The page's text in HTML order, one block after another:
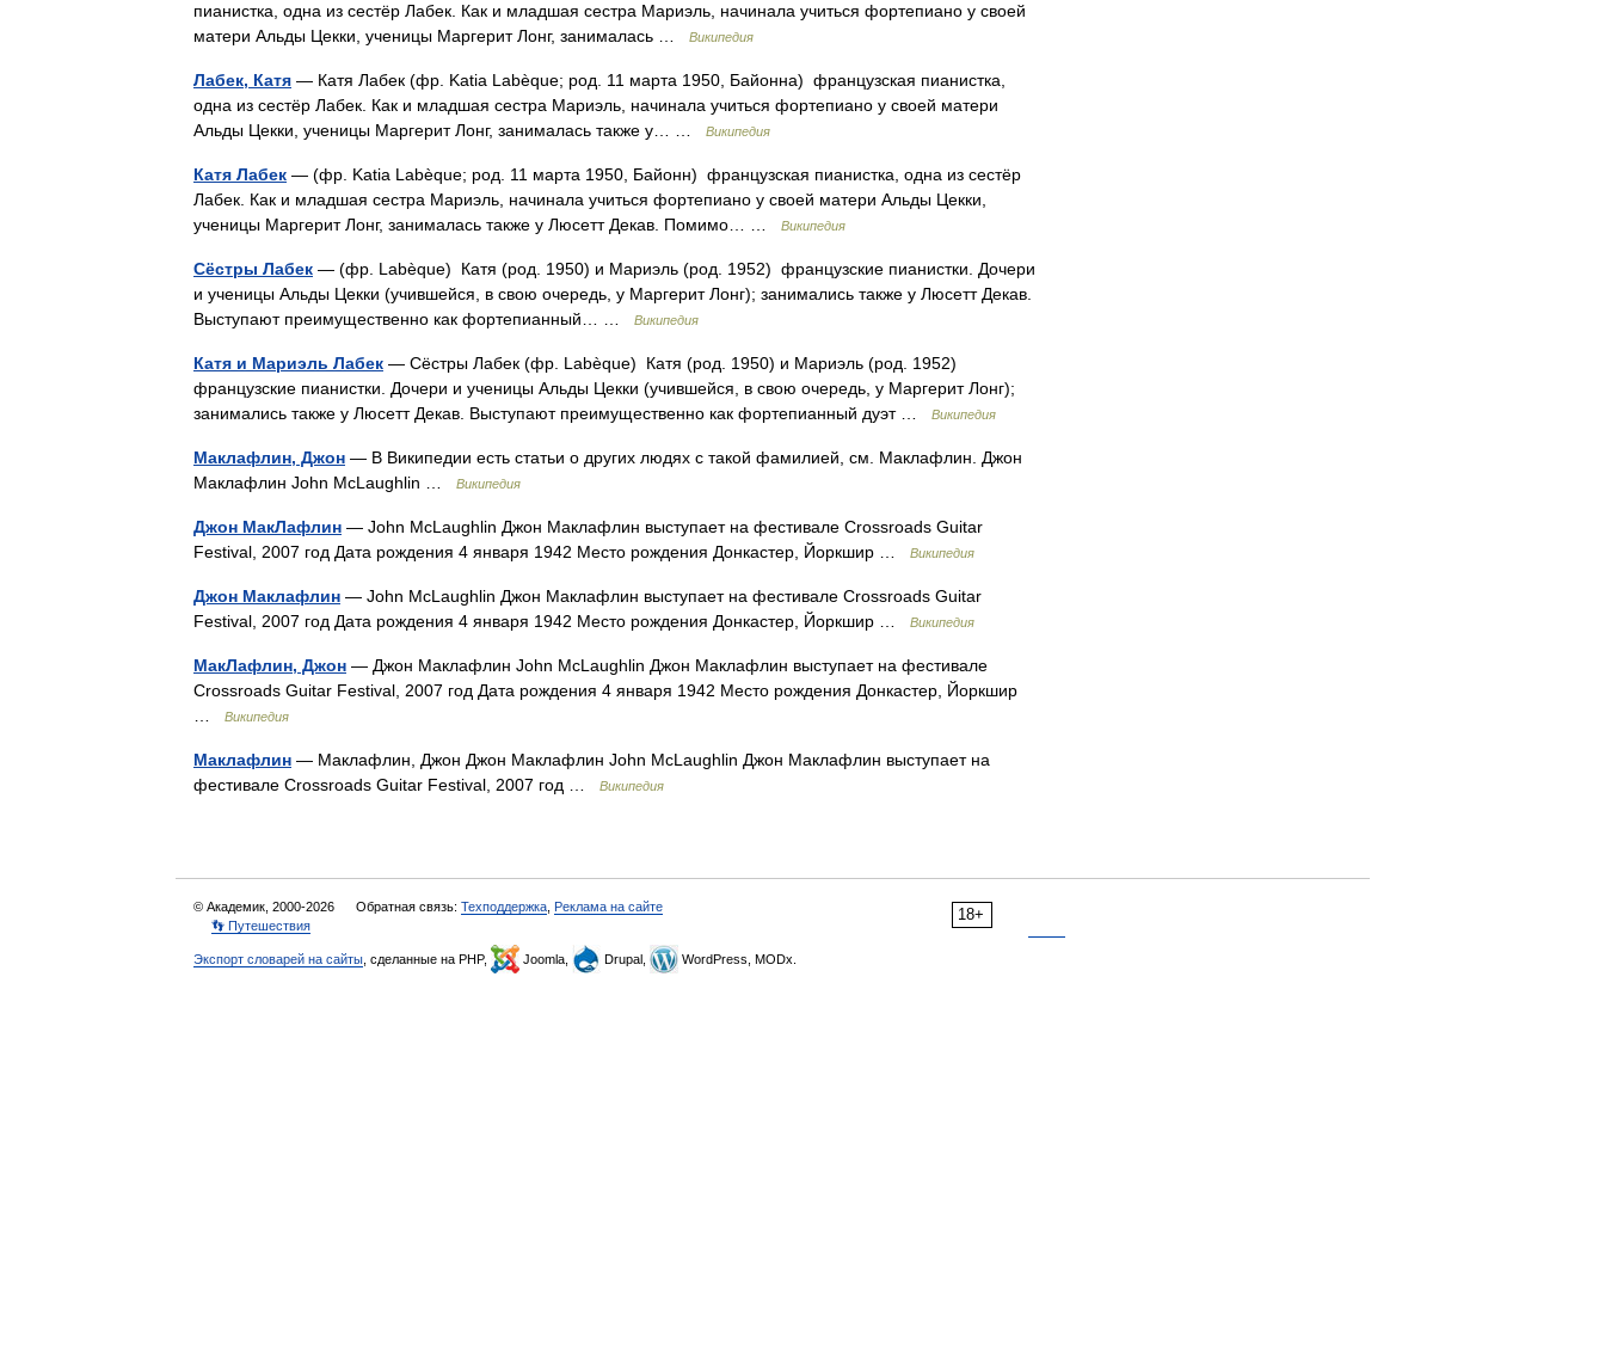
пианистка, одна из сестёр Лабек. Как и младшая сестра Мариэль, начинала учиться фортепиано у своей
матери Альды Цекки, ученицы Маргерит Лонг, занималась …
Википедия
Лабек, Катя — Катя Лабек (фр. Katia Labèque; род. 11 марта 1950, Байонна) французская пианистка,
одна из сестёр Лабек. Как и младшая сестра Мариэль, начинала учиться фортепиано у своей матери
Альды Цекки, ученицы Маргерит Лонг, занималась также у… …
Википедия
Катя Лабек — (фр. Katia Labèque; род. 11 марта 1950, Байонн) французская пианистка, одна из сестёр
Лабек. Как и младшая сестра Мариэль, начинала учиться фортепиано у своей матери Альды Цекки,
ученицы Маргерит Лонг, занималась также у Люсетт Декав. Помимо… …
Википедия
Сёстры Лабек — (фр. Labèque) Катя (род. 1950) и Мариэль (род. 1952) французские пианистки. Дочери
и ученицы Альды Цекки (учившейся, в свою очередь, у Маргерит Лонг); занимались также у Люсетт Декав.
Выступают преимущественно как фортепианный… …
Википедия
Катя и Мариэль Лабек — Сёстры Лабек (фр. Labèque) Катя (род. 1950) и Мариэль (род. 1952)
французские пианистки. Дочери и ученицы Альды Цекки (учившейся, в свою очередь, у Маргерит Лонг);
занимались также у Люсетт Декав. Выступают преимущественно как фортепианный дуэт …
Википедия
Маклафлин, Джон — В Википедии есть статьи о других людях с такой фамилией, см. Маклафлин. Джон
Маклафлин John McLaughlin …
Википедия
Джон МакЛафлин — John McLaughlin Джон Маклафлин выступает на фестивале Crossroads Guitar
Festival, 2007 год Дата рождения 4 января 1942 Место рождения Донкастер, Йоркшир …
Википедия
Джон Маклафлин — John McLaughlin Джон Маклафлин выступает на фестивале Crossroads Guitar
Festival, 2007 год Дата рождения 4 января 1942 Место рождения Донкастер, Йоркшир …
Википедия
МакЛафлин, Джон — Джон Маклафлин John McLaughlin Джон Маклафлин выступает на фестивале
Crossroads Guitar Festival, 2007 год Дата рождения 4 января 1942 Место рождения Донкастер, Йоркшир
Википедия
Маклафлин — Маклафлин, Джон Джон Маклафлин John McLaughlin Джон Маклафлин выступает на
фестивале Crossroads Guitar Festival, 2007 год …
Википедия
18+
© Академик, 2000-2026 Обратная связь: Техподдержка Реклама на сайте
👣 Путешествия
Экспорт словарей на сайты , сделанные на PHP, Joomla, Drupal, WordPress, MODx.